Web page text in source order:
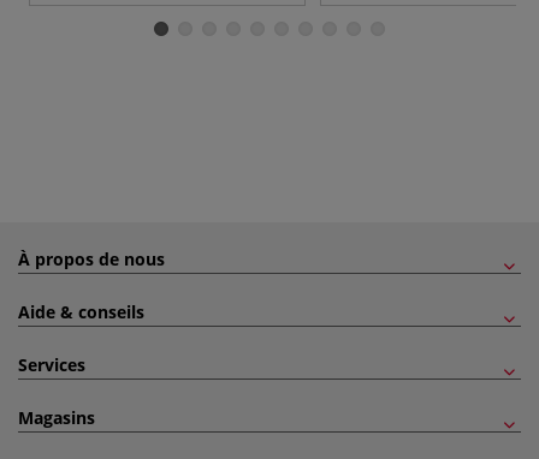
À propos de nous
Aide & conseils
Services
Magasins